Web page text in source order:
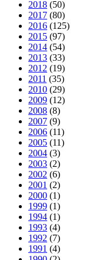
2018 (50)
2017 (80)
2016 (125)
2015 (97)
2014 (54)
2013 (33)
2012 (19)
2011 (35)
2010 (29)
2009 (12)
2008 (8)
2007 (9)
2006 (11)
2005 (11)
2004 (3)
2003 (2)
2002 (6)
2001 (2)
2000 (1)
1999 (1)
1994 (1)
1993 (4)
1992 (7)
1991 (4)